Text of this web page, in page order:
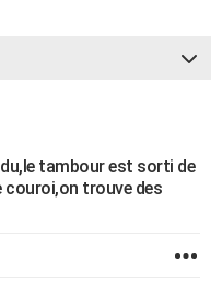
tambour est sorti de
couroi,on trouve des